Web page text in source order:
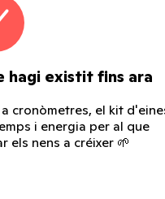
hagi existit fins ara
cronòmetres, el kit
i energia per al que
els nens a créixer 🌱